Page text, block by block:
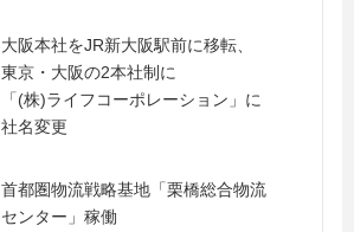
大阪本社をJR新大阪駅前に移転、
東京・大阪の2本社制に
「(株)ライフコーポレーション」に
社名変更
首都圏物流戦略基地「栗橋総合物流
センター」稼働